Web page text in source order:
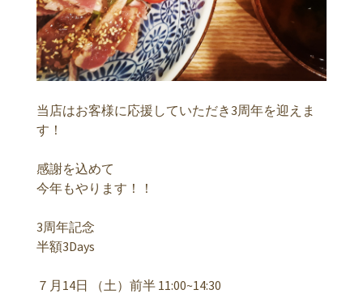
当店はお客様に応援していただき3周年を迎えま
す！
感謝を込めて
今年もやります！！
3周年記念
半額3Days
７月14日 （土）前半 11:00~14:30